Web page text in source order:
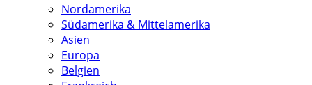
Nordamerika
Südamerika & Mittelamerika
Asien
Europa
Belgien